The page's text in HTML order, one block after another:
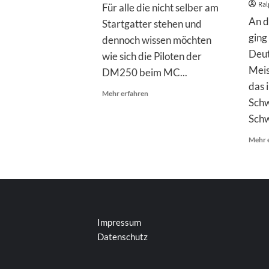
Für alle die nicht selber am
Startgatter stehen und
dennoch wissen möchten
wie sich die Piloten der
DM250 beim MC...
Mehr erfahrenMehr
An
das
Mehr
Impressum
Datenschutz